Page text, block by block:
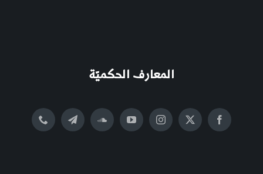
المعارف الحكميّة